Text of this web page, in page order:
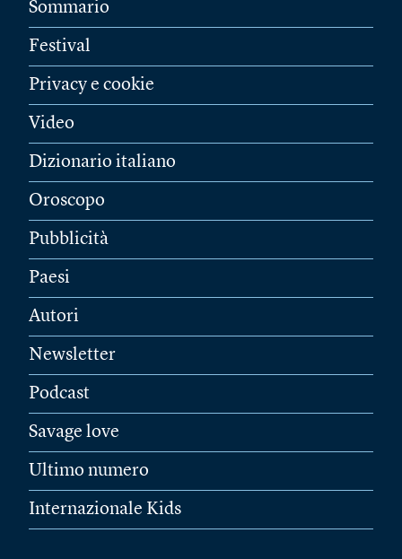
Sommario
Festival
Privacy e cookie
Video
Dizionario italiano
Oroscopo
Pubblicità
Paesi
Autori
Newsletter
Podcast
Savage love
Ultimo numero
Internazionale Kids